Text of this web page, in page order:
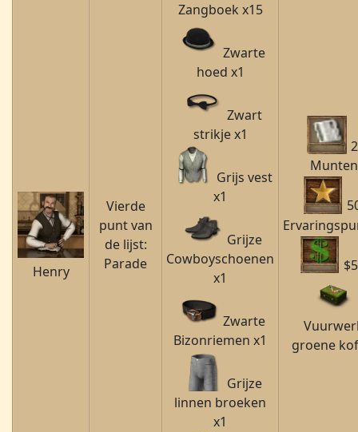
Henry
Vierde
punt van
de lijst:
Parade
Zangboek x15
Zwarte
hoed x1
Zwart
strikje x1
Grijs vest
x1
Grijze
Cowboyschoenen
x1
Zwarte
Bizonriemen x1
Grijze
linnen broeken
x1
Munten
groene